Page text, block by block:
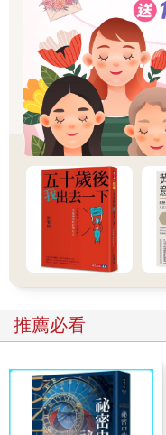
「租房子給我們的那位太
理房子。」爸爸在看到她
有點老氣。」
「她死了？」卡絲碧雅
吧？」
「我們能在這麼短的時
雅，」爸爸回答：「好吧
已經算不錯了。」
更像是《小木屋》的場景
「廚房很棒，」媽媽說：
法讓自己在這裡住得舒服
到了晚上，媽媽已經開始
他看到的那些超酷建築讚
在威爾默頓刺激得多，因
三個月。她得遠離熟悉的
第一晚很糟，爸爸忘了該
窗，但卡絲碧雅開了窗卻
來的吵鬧聲也讓她睡不著
房間裡只有一個地方可
蘿麗莎和艾莉，希望她們
推薦必看